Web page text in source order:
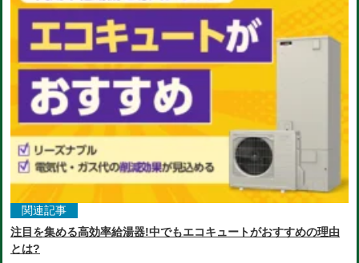
関連記事
注目を集める高効率給湯器!中でもエコキュートがおすすめの理由
とは?